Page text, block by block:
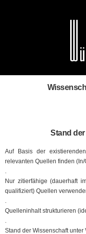
Stand
Auf Basis der
relevanten Quellen finden
.
Nur zitierfähige (dauerhaft
qualifiziert) Quellen
.
Quelleninhalt strukturieren
.
Stand der Wissenschaft